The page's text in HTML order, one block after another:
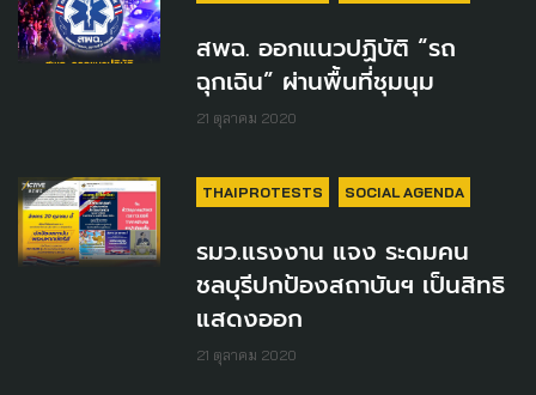
สพฉ. ออกแนวปฏิบัติ “รถ
ฉุกเฉิน” ผ่านพื้นที่ชุมนุม
21 ตุลาคม 2020
THAIPROTESTS SOCIAL AGENDA
รมว.แรงงาน แจง ระดมคน
ชลบุรีปกป้องสถาบันฯ เป็นสิทธิ
แสดงออก
21 ตุลาคม 2020